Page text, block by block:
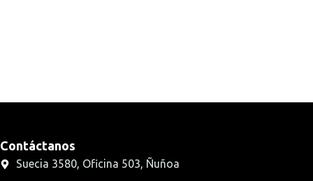
Contáctanos
Suecia 3580, Oficina 503, Ñuñoa